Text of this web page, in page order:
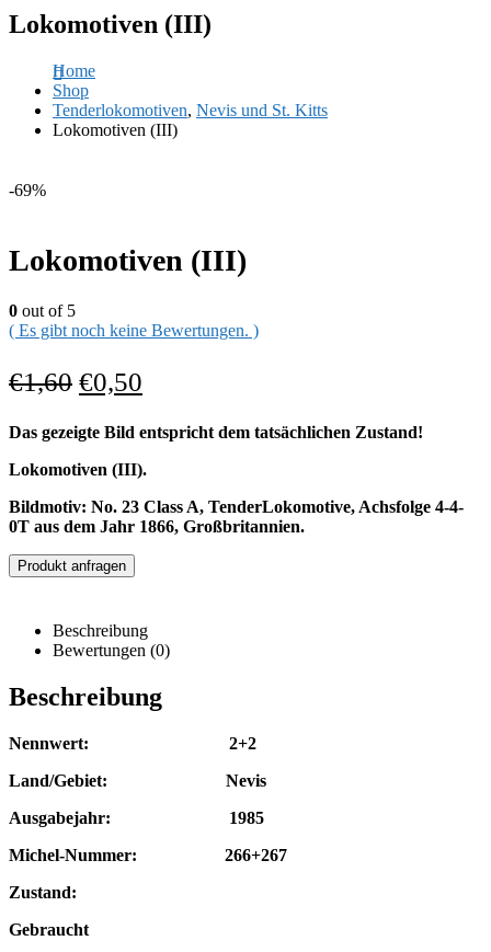
Lokomotiven (III)
Home
Shop
Tenderlokomotiven, Nevis und St. Kitts
Lokomotiven (III)
-69%
Lokomotiven (III)
0 out of 5
( Es gibt noch keine Bewertungen. )
€1,60 €0,50
Das gezeigte Bild entspricht dem tatsächlichen Zustand!
Lokomotiven (III).
Bildmotiv: No. 23 Class A, TenderLokomotive, Achsfolge 4-4-
0T aus dem Jahr 1866, Großbritannien.
Produkt anfragen
Beschreibung
Bewertungen (0)
Beschreibung
Nennwert: 2+2
Land/Gebiet: Nevis
Ausgabejahr: 1985
Michel-Nummer: 266+267
Zustand:
Gebraucht